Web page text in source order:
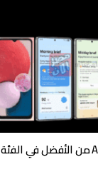
سامسونج A55 مقابل A35 من الأفضل في الفئة